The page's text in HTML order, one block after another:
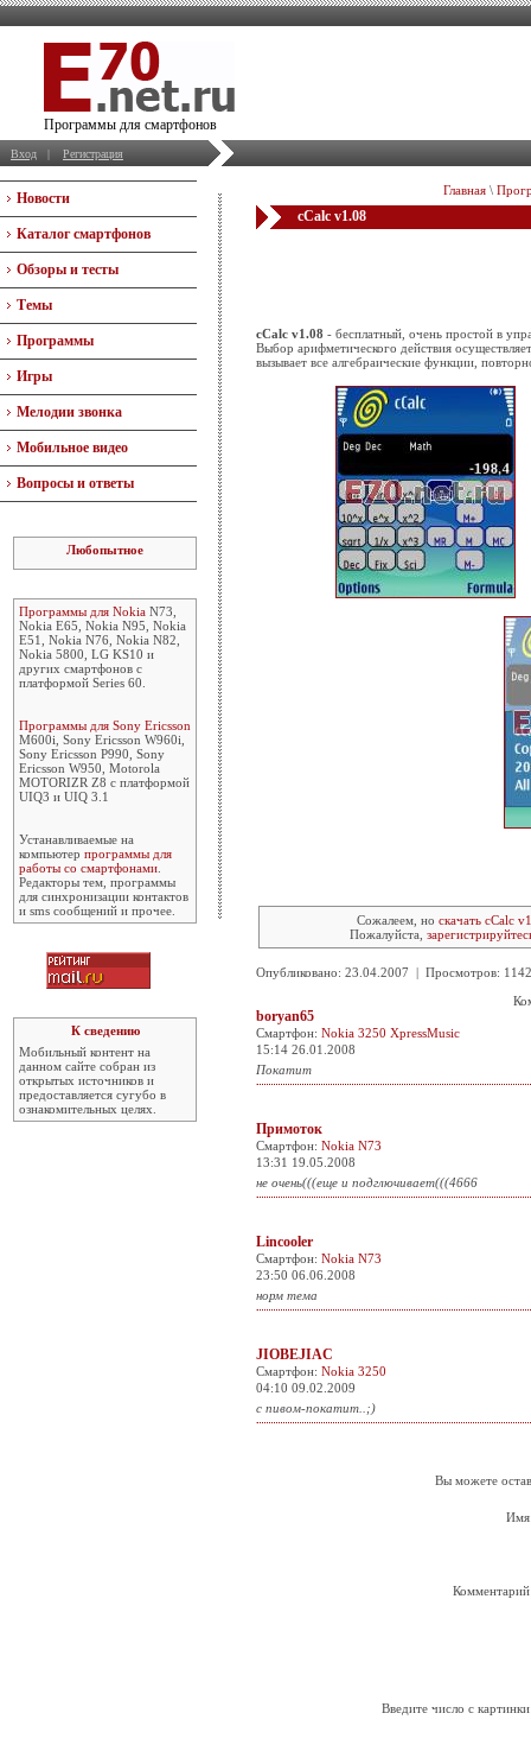
Программы для смартфонов
Вход | Регистрация
Новости
Каталог смартфонов
Обзоры и тесты
Темы
Программы
Игры
Мелодии звонка
Мобильное видео
Вопросы и ответы
Любопытное
Программы для Nokia N73,
Nokia E65, Nokia N95, Nokia
E51, Nokia N76, Nokia N82,
Nokia 5800, LG KS10 и
других смартфонов с
платформой Series 60.
Программы для Sony Ericsson
M600i, Sony Ericsson W960i,
Sony Ericsson P990, Sony
Ericsson W950, Motorola
MOTORIZR Z8 с платформой
UIQ3 и UIQ 3.1
Устанавливаемые на
компьютер программы для
работы со смартфонами
Редакторы тем, программы
для синхронизации контактов
и sms сообщений и прочее.
К сведению
Мобильный контент на
данном сайте собран из
открытых источников и
предоставляется сугубо в
ознакомительных целях.
Главная \
cCalc v1.08
cCalc v1.08 - бесплатный, очень простой в
Выбор арифметического действия
вызывает все алгебраические функции,
Сожалеем, но скачать cCalc
Пожалуйста,
Опубликовано: 23.04.2007 | Просмотров:
boryan65
Смартфон: Nokia 3250 XpressMusic
15:14 26.01.2008
Покатит
Примоток
Смартфон: Nokia N73
13:31 19.05.2008
не очень(((еще и подглючивает(((4666
Lincooler
Смартфон: Nokia N73
23:50 06.06.2008
норм тема
JIOBEJIAC
Смартфон: Nokia 3250
04:10 09.02.2009
c пивом-покатит..;)
Вы можете
Введите число с